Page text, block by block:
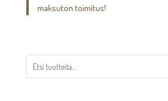
maksuton toimitus!